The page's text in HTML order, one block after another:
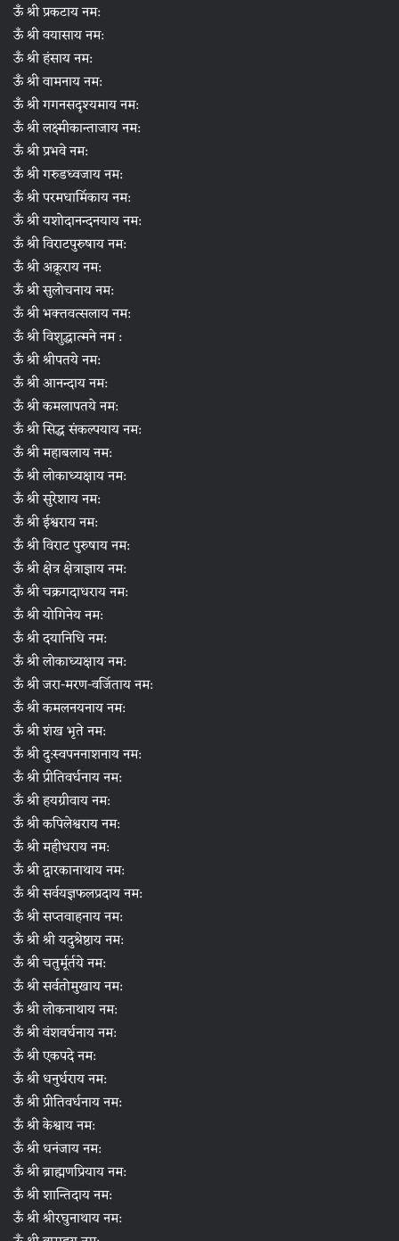
ऊँ श्री प्रकटाय नम:
ऊँ श्री वयासाय नम:
ऊँ श्री हंसाय नम:
ऊँ श्री वामनाय नम:
ऊँ श्री गगनसदृश्यमाय नम:
ऊँ श्री लक्ष्मीकान्ताजाय नम:
ऊँ श्री प्रभवे नम:
ऊँ श्री गरुडध्वजाय नम:
ऊँ श्री परमधार्मिकाय नम:
ऊँ श्री यशोदानन्दनयाय नम:
ऊँ श्री विराटपुरुषाय नम:
ऊँ श्री अक्रूराय नम:
ऊँ श्री सुलोचनाय नम:
ऊँ श्री भक्तवत्सलाय नम:
ऊँ श्री विशुद्धात्मने नम :
ऊँ श्री श्रीपतये नम:
ऊँ श्री आनन्दाय नम:
ऊँ श्री कमलापतये नम:
ऊँ श्री सिद्ध संकल्पयाय नम:
ऊँ श्री महाबलाय नम:
ऊँ श्री लोकाध्यक्षाय नम:
ऊँ श्री सुरेशाय नम:
ऊँ श्री ईश्वराय नम:
ऊँ श्री विराट पुरुषाय नम:
ऊँ श्री क्षेत्र क्षेत्राज्ञाय नम:
ऊँ श्री चक्रगदाधराय नम:
ऊँ श्री योगिनेय नम:
ऊँ श्री दयानिधि नम:
ऊँ श्री लोकाध्यक्षाय नम:
ऊँ श्री जरा-मरण-वर्जिताय नम:
ऊँ श्री कमलनयनाय नम:
ऊँ श्री शंख भृते नम:
ऊँ श्री दु:स्वपननाशनाय नम:
ऊँ श्री प्रीतिवर्धनाय नम:
ऊँ श्री हयग्रीवाय नम:
ऊँ श्री कपिलेश्वराय नम:
ऊँ श्री महीधराय नम:
ऊँ श्री द्वारकानाथाय नम:
ऊँ श्री सर्वयज्ञफलप्रदाय नम:
ऊँ श्री सप्तवाहनाय नम:
ऊँ श्री श्री यदुश्रेष्ठाय नम:
ऊँ श्री चतुर्मूर्तये नम:
ऊँ श्री सर्वतोमुखाय नम:
ऊँ श्री लोकनाथाय नम:
ऊँ श्री वंशवर्धनाय नम:
ऊँ श्री एकपदे नम:
ऊँ श्री धनुर्धराय नम:
ऊँ श्री प्रीतिवर्धनाय नम:
ऊँ श्री केश्वाय नम:
ऊँ श्री धनंजाय नम:
ऊँ श्री ब्राह्मणप्रियाय नम:
ऊँ श्री शान्तिदाय नम:
ऊँ श्री श्रीरघुनाथाय नम: